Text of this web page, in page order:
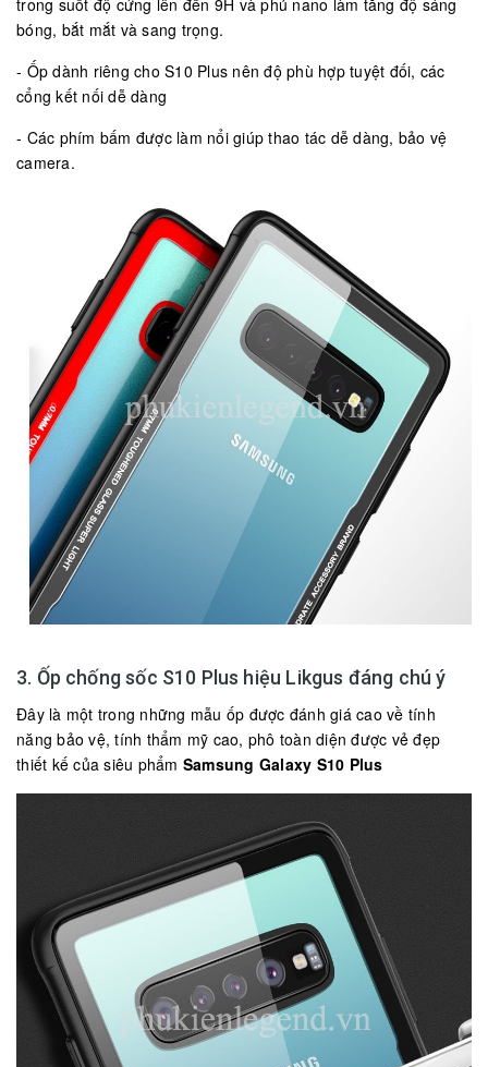
trong suốt độ cứng lên đến 9H và phủ nano làm tăng độ sáng
bóng, bắt mắt và sang trọng.
- Ốp dành riêng cho S10 Plus nên độ phù hợp tuyệt đối, các
cổng kết nối dễ dàng
- Các phím bấm được làm nổi giúp thao tác dễ dàng, bảo vệ
camera.
3. Ốp chống sốc S10 Plus hiệu Likgus đáng chú ý
Đây là một trong những mẫu ốp được đánh giá cao về tính
năng bảo vệ, tính thẩm mỹ cao, phô toàn diện được vẻ đẹp
thiết kế của siêu phẩm Samsung Galaxy S10 Plus